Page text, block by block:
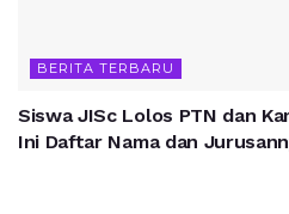
BERITA TERBARU
Siswa JISc Lolos PTN dan
Ini Daftar Nama dan